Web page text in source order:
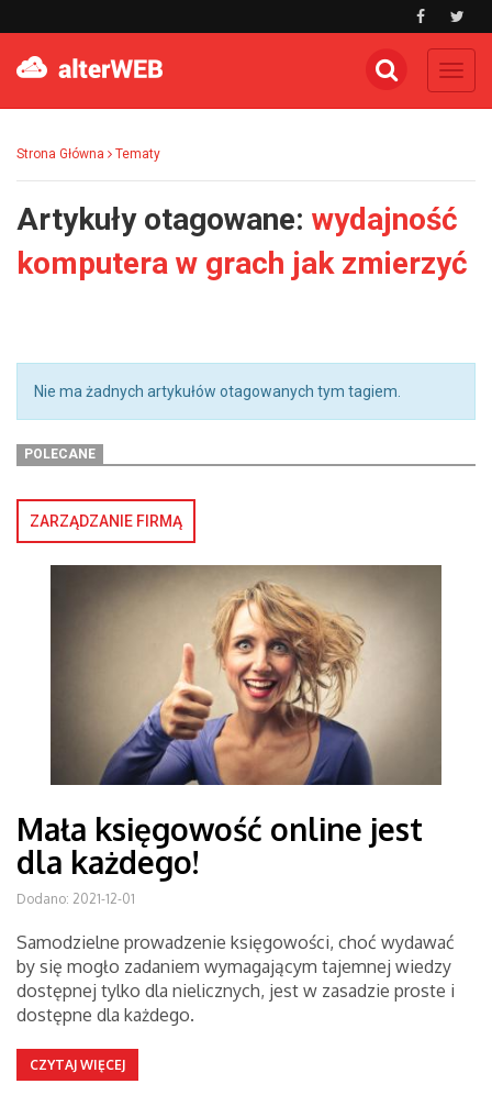
Strona Główna Tematy
Artykuły otagowane: wydajność
komputera w grach jak zmierzyć
Nie ma żadnych artykułów otagowanych tym tagiem.
POLECANE
ZARZĄDZANIE FIRMĄ
Mała księgowość online jest
dla każdego!
Dodano: 2021-12-01
Samodzielne prowadzenie księgowości, choć wydawać
by się mogło zadaniem wymagającym tajemnej wiedzy
dostępnej tylko dla nielicznych, jest w zasadzie proste i
dostępne dla każdego.
CZYTAJ WIĘCEJ